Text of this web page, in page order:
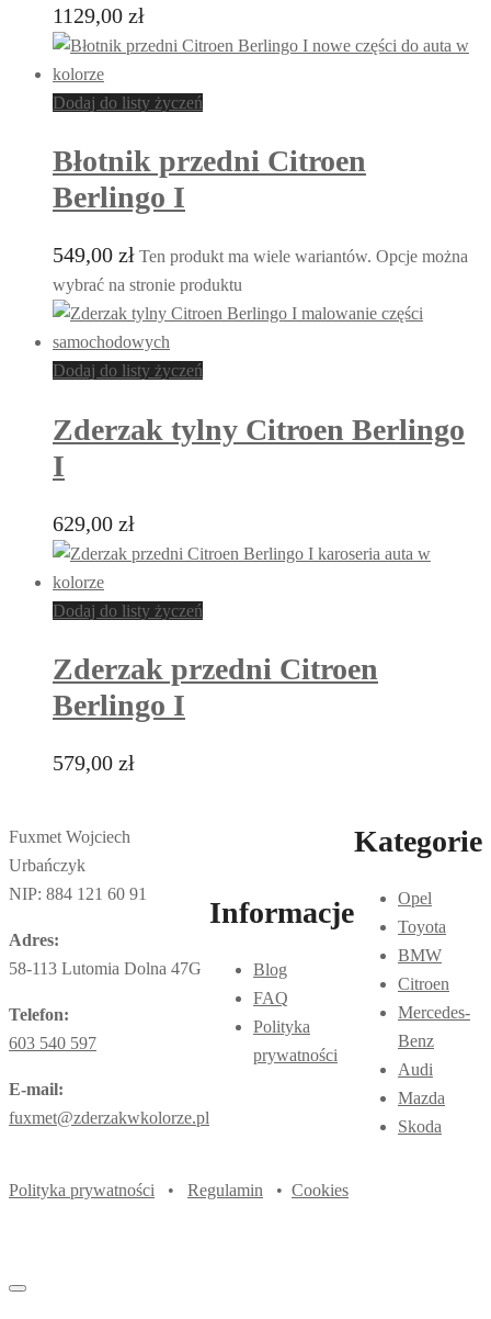
1129,00 zł
Dodaj do listy życzeń
Błotnik przedni Citroen
Berlingo I
549,00 zł Ten produkt ma wiele wariantów. Opcje można
wybrać na stronie produktu
Dodaj do listy życzeń
Zderzak tylny Citroen Berlingo
I
629,00 zł
Dodaj do listy życzeń
Zderzak przedni Citroen
Berlingo I
579,00 zł
Fuxmet Wojciech
Urbańczyk
NIP: 884 121 60 91
Adres:
58-113 Lutomia Dolna 47G
Telefon:
603 540 597
E-mail:
fuxmet@zderzakwkolorze.pl
Informacje
Blog
FAQ
Polityka
prywatności
Kategorie
Opel
Toyota
BMW
Citroen
Mercedes-
Benz
Audi
Mazda
Skoda
Polityka prywatności • Regulamin • Cookies